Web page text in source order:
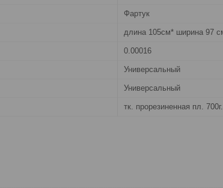
Фартук
длина 105см* ширина 97
0.00016
Универсальный
Универсальный
тк. прорезиненная пл.